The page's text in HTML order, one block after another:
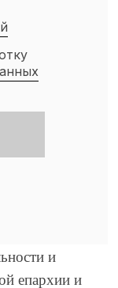
и
епархии и